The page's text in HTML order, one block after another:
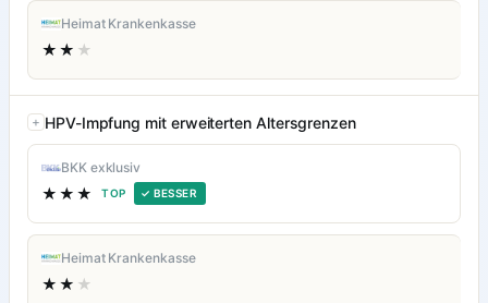
Heimat Krankenkasse
★★ ★
HPV-Impfung mit erweiterten Altersgrenzen
BKK exklusiv
★★★ TOP ✓ BESSER
Heimat Krankenkasse
★★ ★